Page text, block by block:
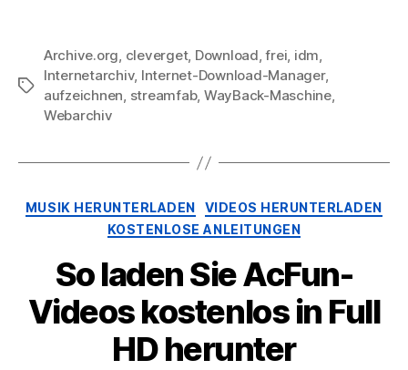
Stichworte
Archive.org, cleverget, Download,frei, idm,
Internetarchiv, Internet-Download-Manager,
aufzeichnen, streamfab, WayBack-Maschine,
Webarchiv
Kategorien
MUSIK HERUNTERLADEN
VIDEOS HERUNTERLADEN
KOSTENLOSE ANLEITUNGEN
So laden Sie AcFun-
Videos kostenlos in Full
HD herunter